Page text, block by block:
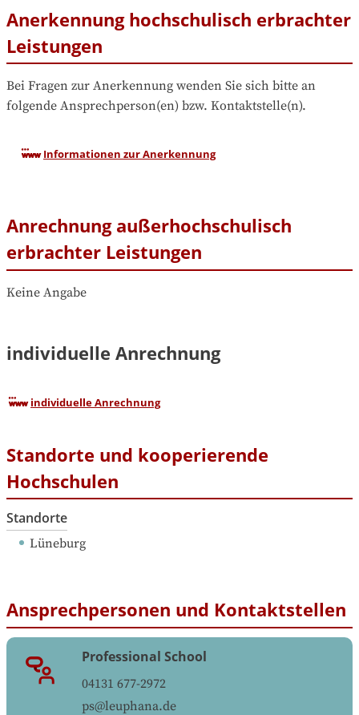
Anerkennung hochschulisch erbrachter
Leistungen
Bei Fragen zur Anerkennung wenden Sie sich bitte an
folgende Ansprechperson(en) bzw. Kontaktstelle(n).
Informationen zur Anerkennung
Anrechnung außerhochschulisch
erbrachter Leistungen
Keine Angabe
individuelle Anrechnung
individuelle Anrechnung
Standorte und kooperierende
Hochschulen
Standorte
Lüneburg
Ansprechpersonen und Kontaktstellen
Professional School
04131 677-2972
ps@leuphana.de